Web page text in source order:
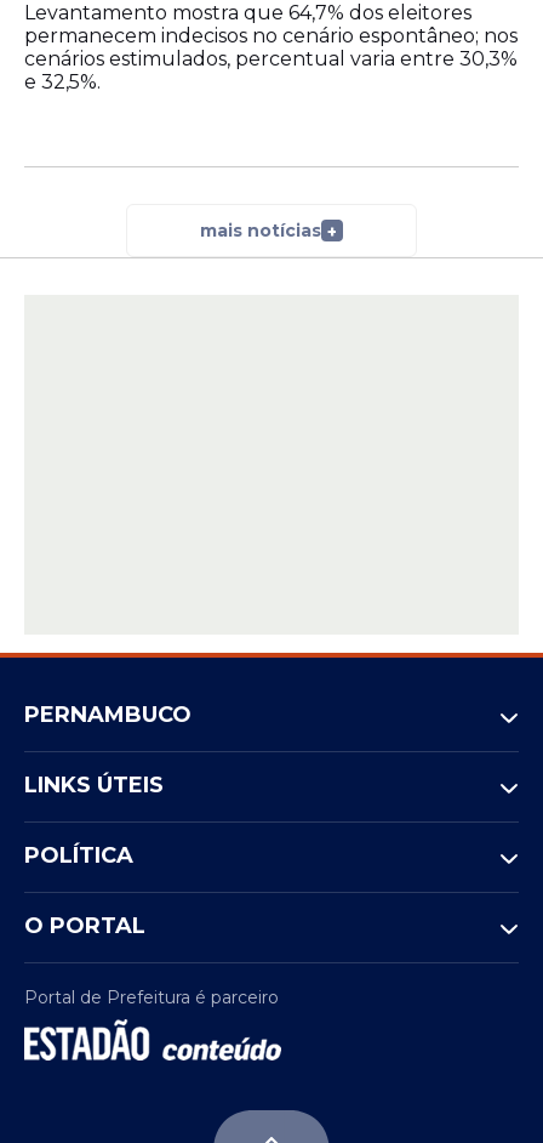
Levantamento mostra que 64,7% dos eleitores
permanecem indecisos no cenário espontâneo; nos
cenários estimulados, percentual varia entre 30,3%
e 32,5%.
mais notícias +
PERNAMBUCO
LINKS ÚTEIS
POLÍTICA
O PORTAL
Portal de Prefeitura é parceiro